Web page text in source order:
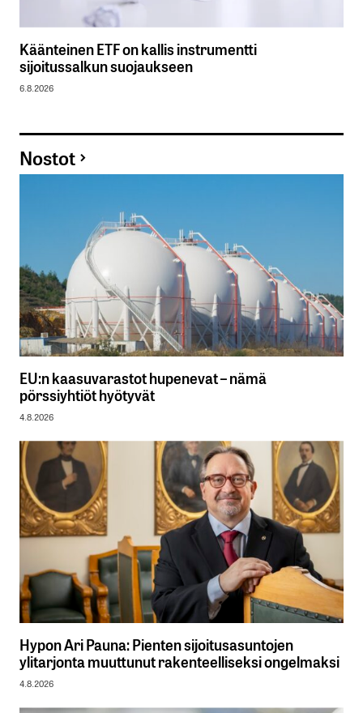
Käänteinen ETF on kallis instrumentti
sijoitussalkun suojaukseen
6.8.2026
Nostot
EU:n kaasuvarastot hupenevat – nämä
pörssiyhtiöt hyötyvät
4.8.2026
Hypon Ari Pauna: Pienten sijoitusasuntojen
ylitarjonta muuttunut rakenteelliseksi ongelmaksi
4.8.2026